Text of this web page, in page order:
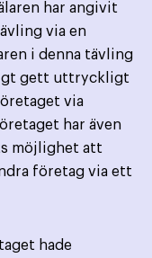
har angivit
via en
i denna tävling
gett uttryckligt
via
har även
möjlighet att
företag via ett
hade